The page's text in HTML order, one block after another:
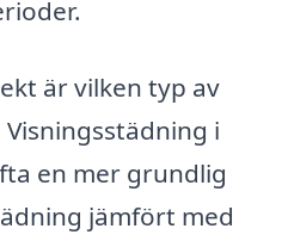
är vilken typ av
i
en mer grundlig
jämfört med